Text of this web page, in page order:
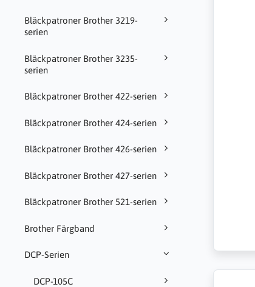
Bläckpatroner Brother 3219-
serien
Bläckpatroner Brother 3235-
serien
Bläckpatroner Brother 422-serien
Bläckpatroner Brother 424-serien
Bläckpatroner Brother 426-serien
Bläckpatroner Brother 427-serien
Bläckpatroner Brother 521-serien
Brother Färgband
DCP-Serien
DCP-105C